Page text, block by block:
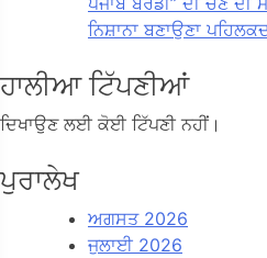
ਨਿਸ਼ਾਨਾ ਬਣਾਉਣਾ
ਹਾਲੀਆ ਟਿੱਪਣੀਆਂ
ਦਿਖਾਉਣ ਲਈ ਕੋਈ ਟਿੱਪਣੀ ਨਹੀਂ।
ਪੁਰਾਲੇਖ
ਅਗਸਤ 2026
ਜੁਲਾਈ 2026